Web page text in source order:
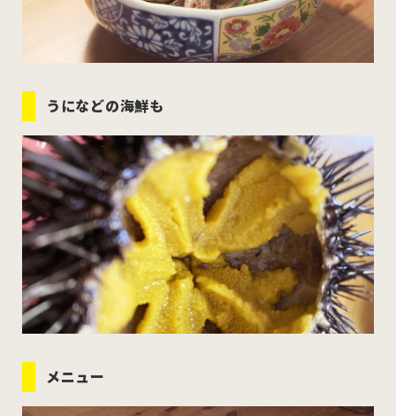
うになどの海鮮も
メニュー